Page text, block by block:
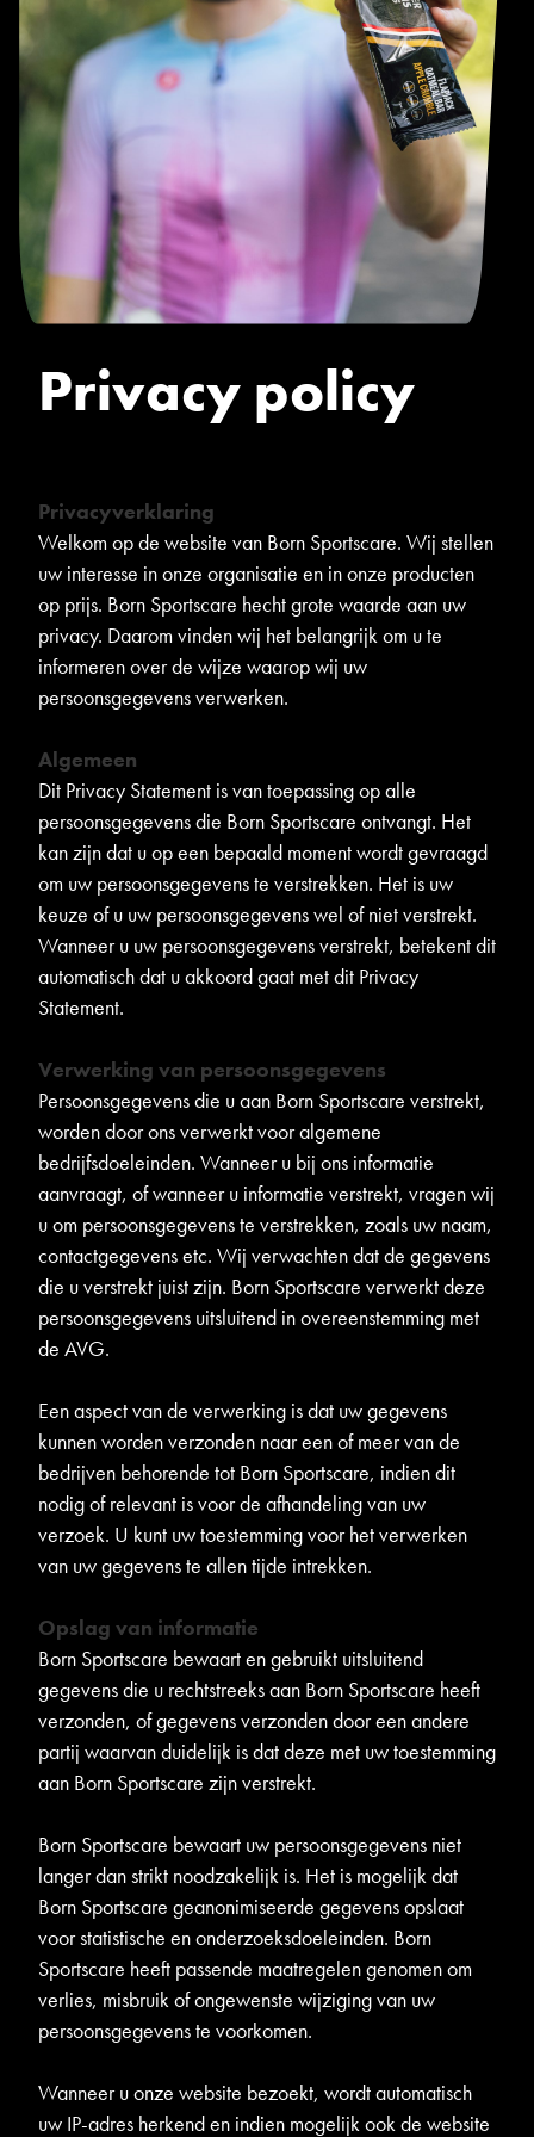
Privacy policy
Privacyverklaring
Welkom op de website van Born Sportscare. Wij stellen
uw interesse in onze organisatie en in onze producten
op prijs. Born Sportscare hecht grote waarde aan uw
privacy. Daarom vinden wij het belangrijk om u te
informeren over de wijze waarop wij uw
persoonsgegevens verwerken.
Algemeen
Dit Privacy Statement is van toepassing op alle
persoonsgegevens die Born Sportscare ontvangt. Het
kan zijn dat u op een bepaald moment wordt gevraagd
om uw persoonsgegevens te verstrekken. Het is uw
keuze of u uw persoonsgegevens wel of niet verstrekt.
Wanneer u uw persoonsgegevens verstrekt, betekent dit
automatisch dat u akkoord gaat met dit Privacy
Statement.
Verwerking van persoonsgegevens
Persoonsgegevens die u aan Born Sportscare verstrekt,
worden door ons verwerkt voor algemene
bedrijfsdoeleinden. Wanneer u bij ons informatie
aanvraagt, of wanneer u informatie verstrekt, vragen wij
u om persoonsgegevens te verstrekken, zoals uw naam,
contactgegevens etc. Wij verwachten dat de gegevens
die u verstrekt juist zijn. Born Sportscare verwerkt deze
persoonsgegevens uitsluitend in overeenstemming met
de AVG.
Een aspect van de verwerking is dat uw gegevens
kunnen worden verzonden naar een of meer van de
bedrijven behorende tot Born Sportscare, indien dit
nodig of relevant is voor de afhandeling van uw
verzoek. U kunt uw toestemming voor het verwerken
van uw gegevens te allen tijde intrekken.
Opslag van informatie
Born Sportscare bewaart en gebruikt uitsluitend
gegevens die u rechtstreeks aan Born Sportscare heeft
verzonden, of gegevens verzonden door een andere
partij waarvan duidelijk is dat deze met uw toestemming
aan Born Sportscare zijn verstrekt.
Born Sportscare bewaart uw persoonsgegevens niet
langer dan strikt noodzakelijk is. Het is mogelijk dat
Born Sportscare geanonimiseerde gegevens opslaat
voor statistische en onderzoeksdoeleinden. Born
Sportscare heeft passende maatregelen genomen om
verlies, misbruik of ongewenste wijziging van uw
persoonsgegevens te voorkomen.
Wanneer u onze website bezoekt, wordt automatisch
uw IP-adres herkend en indien mogelijk ook de website